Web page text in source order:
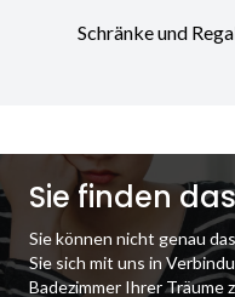
Schränke und
Sie finden
Sie können nicht genau
Sie sich mit uns in
Badezimmer Ihrer Träume